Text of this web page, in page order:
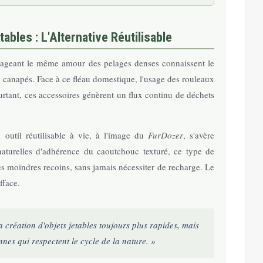
: L'Alternative Réutilisable
le même amour des pelages denses connaissent le
Face à ce fléau domestique, l'usage des rouleaux
ces accessoires génèrent un flux continu de déchets
outil réutilisable à vie, à l'image du FurDozer, s'avère
d'adhérence du caoutchouc texturé, ce type de
moindres recoins, sans jamais nécessiter de recharge. Le
d'objets jetables toujours plus rapides, mais
qui respectent le cycle de la nature. »